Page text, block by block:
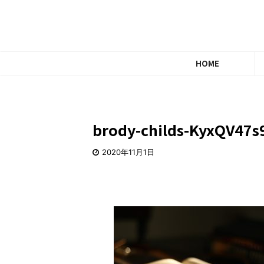
HOME
brody-childs-
2020年11月1日